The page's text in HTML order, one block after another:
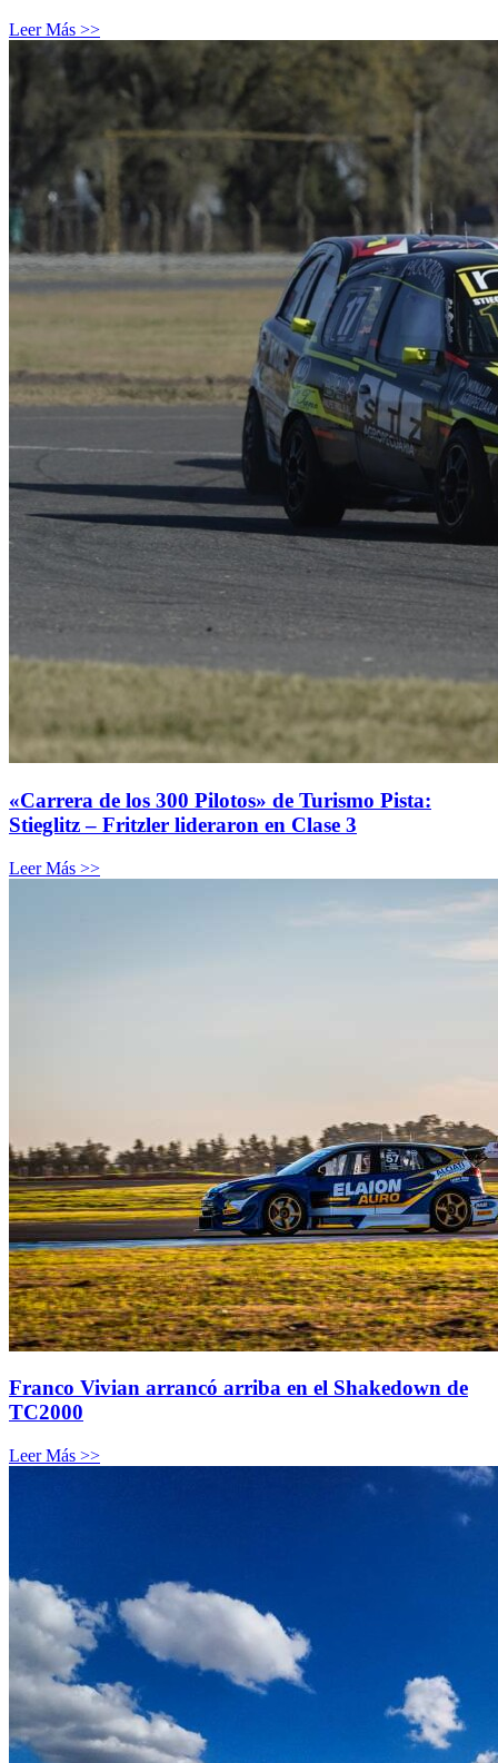
Leer Más >>
«Carrera de los 300 Pilotos» de Turismo Pista:
Stieglitz – Fritzler lideraron en Clase 3
Leer Más >>
Franco Vivian arrancó arriba en el Shakedown de
TC2000
Leer Más >>